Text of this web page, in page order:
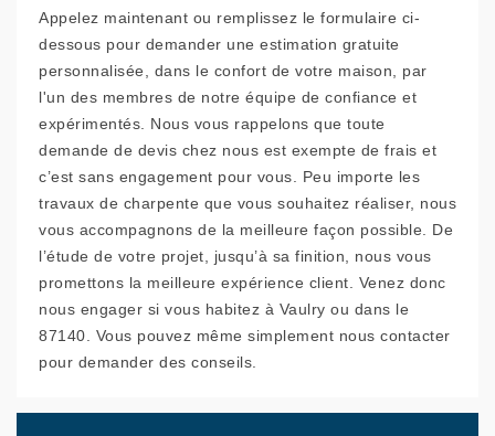
Appelez maintenant ou remplissez le formulaire ci-
dessous pour demander une estimation gratuite
personnalisée, dans le confort de votre maison, par
l'un des membres de notre équipe de confiance et
expérimentés. Nous vous rappelons que toute
demande de devis chez nous est exempte de frais et
c’est sans engagement pour vous. Peu importe les
travaux de charpente que vous souhaitez réaliser, nous
vous accompagnons de la meilleure façon possible. De
l’étude de votre projet, jusqu’à sa finition, nous vous
promettons la meilleure expérience client. Venez donc
nous engager si vous habitez à Vaulry ou dans le
87140. Vous pouvez même simplement nous contacter
pour demander des conseils.